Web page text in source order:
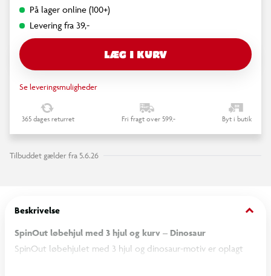
På lager online (100+)
Levering fra 39,-
LÆG I KURV
Se leveringsmuligheder
365 dages returret Fri fragt over 599,- Byt i butik
Tilbuddet gælder fra 5.6.26
Beskrivelse keyboard_arrow_down
SpinOut løbehjul med 3 hjul og kurv – Dinosaur
SpinOut løbehjulet med 3 hjul og dinosaur-motiv er oplagt